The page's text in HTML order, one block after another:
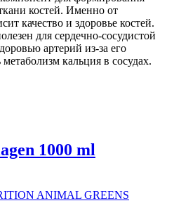
костей. Именно от
качество и здоровье костей.
для сердечно-сосудистой
артерий из-за его
кальция в сосудах.
1000 ml